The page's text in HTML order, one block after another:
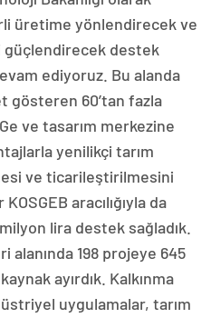
üretime yönlendirecek ve
güçlendirecek destek
ediyoruz. Bu alanda
gösteren 60’tan fazla
ve tasarım merkezine
yenilikçi tarım
ve ticarileştirilmesini
aracılığıyla da
lira destek sağladık.
alanında 198 projeye 645
ayırdık. Kalkınma
uygulamalar, tarım